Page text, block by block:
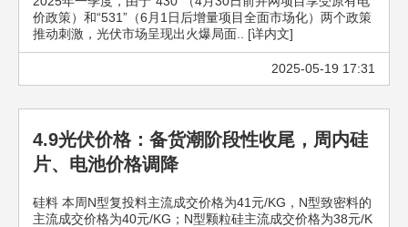
价政策）和“531”（6月1日后增量项目全面市场化）两个政策
推动刺激，光伏市场呈现出火爆局面.. [详内文]
2025-05-19 17:31
4.9光伏价格：备货潮阶段性收尾，周内硅
片、电池价格调降
硅料 本周N型复投料主流成交价格为41元/KG，N型致密料的
主流成交价格为40元/KG；N型颗粒硅主流成交价格为38元/K